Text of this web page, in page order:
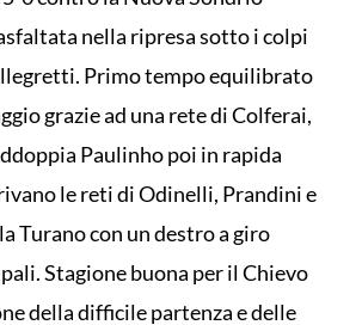
nella ripresa sotto i colpi
Primo tempo equilibrato
grazie ad una rete di Colferai,
Paulinho poi in rapida
le reti di Odinelli, Prandini e
Turano con un destro a giro
Stagione buona per il Chievo
della difficile partenza e delle